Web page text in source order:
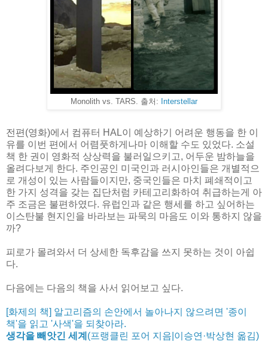
Monolith vs. TARS. 출처: Interstellar
전편(영화)에서 컴퓨터 HAL이 예상하기 어려운 행동을 한 이
유를 이번 편에서 어렴풋하게나마 이해할 수도 있었다. 소설
책 한 권이 영화적 상상력을 불러일으키고, 어두운 밤하늘을
올려다보게 한다. 주인공인 미국인과 러시아인들은 개별적으
로 개성이 있는 사람들이지만, 중국인들은 마치 폐쇄적이고
한 가지 성격을 갖는 집단처럼 카테고리화하여 취급하는게 아
주 조금은 불편하였다. 유럽인과 같은 행세를 하고 싶어하는
이스탄불 현지인을 바라보는 파묵의 마음도 이와 통하지 않을
까?
피로가 몰려와서 더 상세한 독후감을 쓰지 못하는 것이 아쉽
다.
다음에는 다음의 책을 사서 읽어보고 싶다.
[화제의 책] 알고리즘의 손안에서 놀아나지 않으려면 '종이
책'을 읽고 '사색'을 되찾아라.
생각을 빼앗긴 세계 (프랭클린 포어 지음|이승연·박상현 옮김)